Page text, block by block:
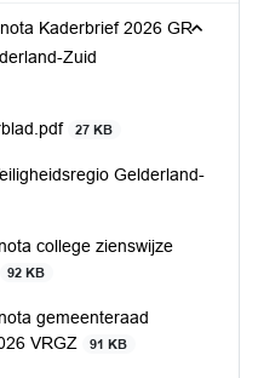
Kaderbrief 2026 GR
Zuid
27 KB
Gelderland-
college zienswijze
92 KB
gemeenteraad
VRGZ
91 KB